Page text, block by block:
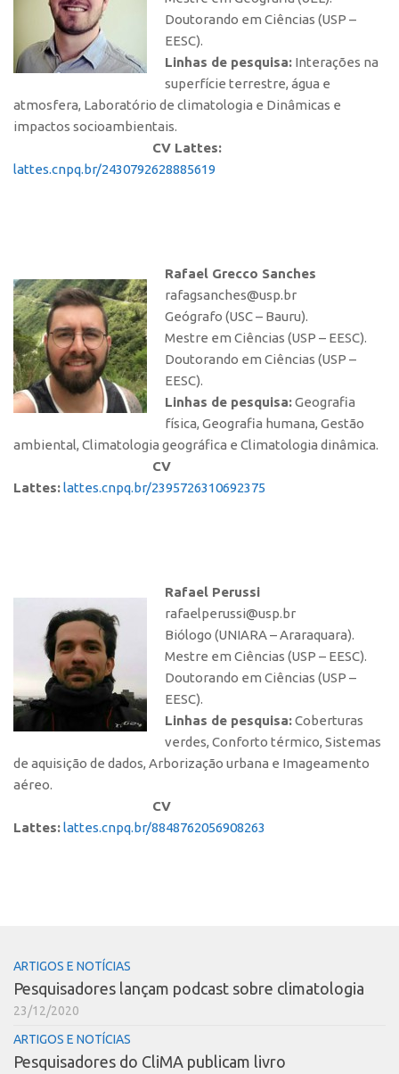
Doutorando em Ciências (USP –
EESC).
Linhas de pesquisa: Interações na
superfície terrestre, água e
atmosfera, Laboratório de climatologia e Dinâmicas e
impactos socioambientais.
CV Lattes:
lattes.cnpq.br/2430792628885619
Rafael Grecco Sanches
rafagsanches@usp.br
Geógrafo (USC – Bauru).
Mestre em Ciências (USP – EESC).
Doutorando em Ciências (USP –
EESC).
Linhas de pesquisa:Geografia
física, Geografia humana, Gestão
ambiental, Climatologia geográfica e Climatologia dinâmica.
CV
Lattes:lattes.cnpq.br/2395726310692375
Rafael Perussi
rafaelperussi@usp.br
Biólogo (UNIARA – Araraquara).
Mestre em Ciências (USP – EESC).
Doutorando em Ciências (USP –
EESC).
Linhas de pesquisa:Coberturas
verdes, Conforto térmico, Sistemas
de aquisição de dados, Arborização urbana e Imageamento
aéreo.
CV
Lattes:lattes.cnpq.br/8848762056908263
ARTIGOS E NOTÍCIAS
Pesquisadores lançam podcast sobre climatologia
23/12/2020
ARTIGOS E NOTÍCIAS
Pesquisadores do CliMA publicam livro